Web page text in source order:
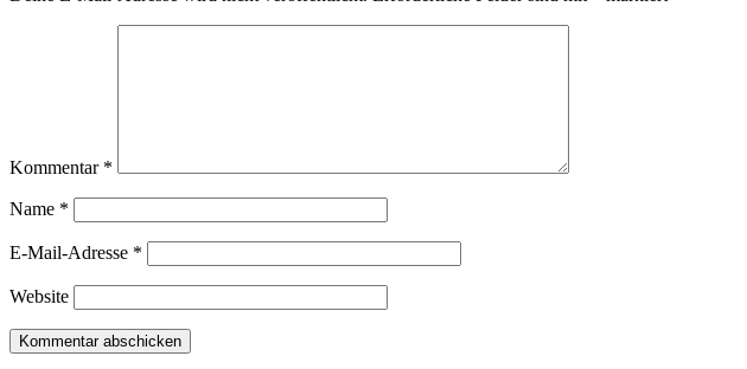
Kommentar *
Name *
E-Mail-Adresse *
Website